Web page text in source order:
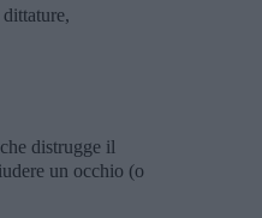
distrugge il
un occhio (o